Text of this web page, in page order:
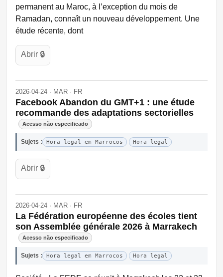
permanent au Maroc, à l’exception du mois de
Ramadan, connaît un nouveau développement. Une
étude récente, dont
Abrir 🔒
2026-04-24 · MAR · FR
Facebook Abandon du GMT+1 : une étude
recommande des adaptations sectorielles
Acesso não especificado
Sujets : Hora legal em Marrocos Hora legal
Abrir 🔒
2026-04-24 · MAR · FR
La Fédération européenne des écoles tient
son Assemblée générale 2026 à Marrakech
Acesso não especificado
Sujets : Hora legal em Marrocos Hora legal